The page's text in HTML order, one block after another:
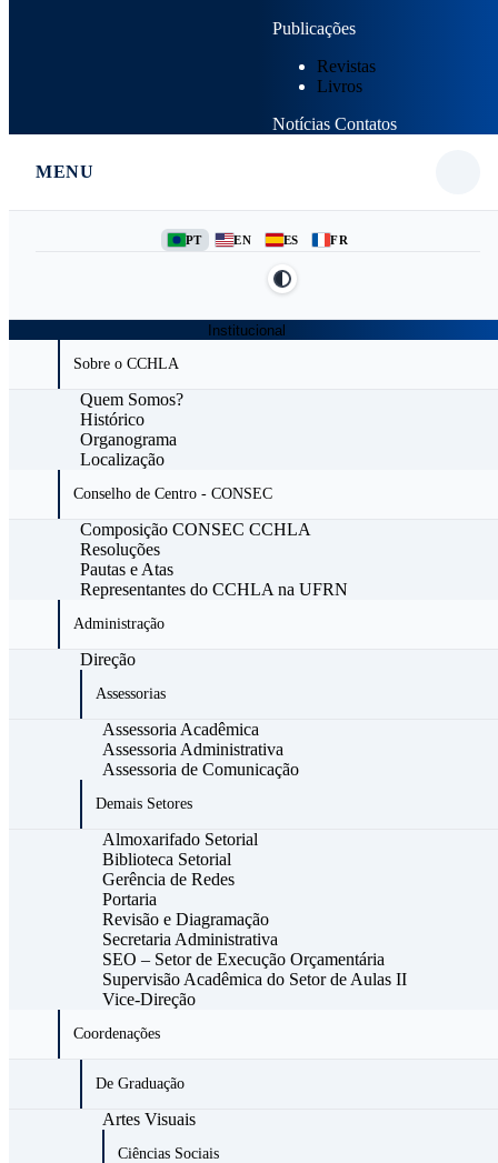
Publicações
Revistas
Livros
Notícias Contatos
MENU
PT EN ES FR
Institucional
Sobre o CCHLA
Quem Somos?
Histórico
Organograma
Localização
Conselho de Centro - CONSEC
Composição CONSEC CCHLA
Resoluções
Pautas e Atas
Representantes do CCHLA na UFRN
Administração
Direção
Assessorias
Assessoria Acadêmica
Assessoria Administrativa
Assessoria de Comunicação
Demais Setores
Almoxarifado Setorial
Biblioteca Setorial
Gerência de Redes
Portaria
Revisão e Diagramação
Secretaria Administrativa
SEO – Setor de Execução Orçamentária
Supervisão Acadêmica do Setor de Aulas II
Vice-Direção
Coordenações
De Graduação
Artes Visuais
Ciências Sociais